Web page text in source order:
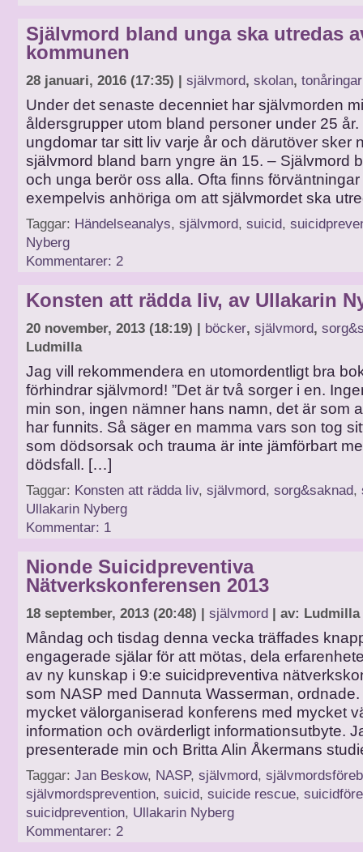
Självmord bland unga ska utredas
kommunen
28 januari, 2016 (17:35) | självmord, skolan, tonåringar
Under det senaste decenniet har självmorden
åldersgrupper utom bland personer under 25
ungdomar tar sitt liv varje år och därutöver sker
självmord bland barn yngre än 15. – Självmord
och unga berör oss alla. Ofta finns förväntningar
exempelvis anhöriga om att självmordet ska
Taggar: Händelseanalys, självmord, suicid,
Nyberg
Kommentarer: 2
Konsten att rädda liv, av Ullakarin
20 november, 2013 (18:19) | böcker, självmord,
Ludmilla
Jag vill rekommendera en utomordentligt bra
förhindrar självmord! ”Det är två sorger i en.
min son, ingen nämner hans namn, det är som
har funnits. Så säger en mamma vars son tog
som dödsorsak och trauma är inte jämförbart
dödsfall. […]
Taggar: Konsten att rädda liv, självmord, sorg&saknad,
Ullakarin Nyberg
Kommentar: 1
Nionde Suicidpreventiva
Nätverkskonferensen 2013
18 september, 2013 (20:48) | självmord | av: Ludmilla
Måndag och tisdag denna vecka träffades
engagerade själar för att mötas, dela
av ny kunskap i 9:e suicidpreventiva
som NASP med Dannuta Wasserman,
mycket välorganiserad konferens med mycket
information och ovärderligt informationsutbyte.
presenterade min och Britta Alin Åkermans
Taggar: Jan Beskow, NASP, självmord,
självmordsprevention, suicid, suicide rescue,
suicidprevention, Ullakarin Nyberg
Kommentarer: 2